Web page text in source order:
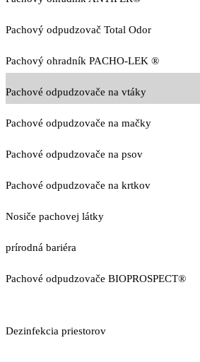
Pachový odpudzovač Total Odor
Pachový ohradník PACHO-LEK ®
Pachové odpudzovače na vtáky
Pachové odpudzovače na mačky
Pachové odpudzovače na psov
Pachové odpudzovače na krtkov
Nosiče pachovej látky
prírodná bariéra
Pachové odpudzovače BIOPROSPECT®
Dezinfekcia priestorov